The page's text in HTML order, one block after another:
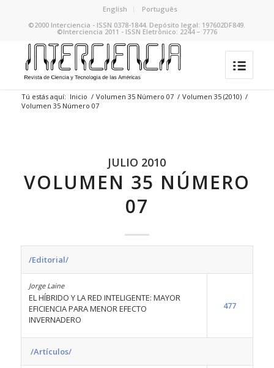
English
Português
©2000 Interciencia - ISSN 0378-1844. Depósito legal: 197602DF849.
©Interciencia 2011 - ISSN Eletrônico: 2244 – 7776
Tú estás aquí: Inicio / Volumen 35 Número 07 / Volumen 35 (2010) /
Volumen 35 Número 07
JULIO 2010
VOLUMEN 35 NÚMERO
07
/Editorial/
Jorge Laine
EL HÍBRIDO Y LA RED INTELIGENTE: MAYOR
EFICIENCIA PARA MENOR EFECTO
INVERNADERO
477
/Artículos/